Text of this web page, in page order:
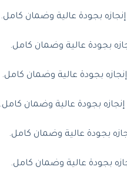
بجودة عالية وضمان كامل.
بجودة عالية وضمان كامل.
بجودة عالية وضمان كامل.
بجودة عالية وضمان كامل.
بجودة عالية وضمان كامل.
بجودة عالية وضمان كامل.